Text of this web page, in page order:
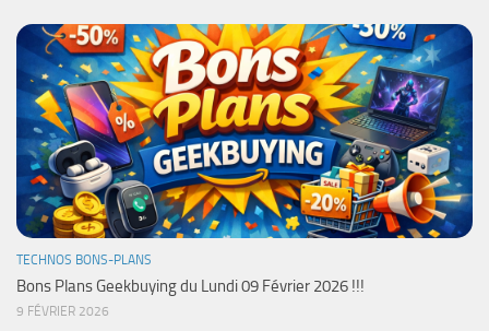
TECHNOS BONS-PLANS
Bons Plans Geekbuying du Lundi 09 Février 2026 !!!
9 FÉVRIER 2026